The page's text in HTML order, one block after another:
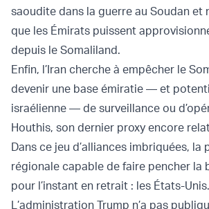
saoudite dans la guerre au Soudan et
que les Émirats puissent
depuis le Somaliland.
Enfin, l’Iran cherche à empêcher le
devenir une base émiratie — et
israélienne — de surveillance ou
Houthis, son dernier proxy encore
Dans ce jeu d’alliances imbriquées, la
régionale capable de faire pencher la
pour l’instant en retrait : les États-Unis.
L’administration Trump n’a pas